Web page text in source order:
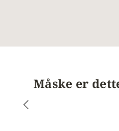
Måske er